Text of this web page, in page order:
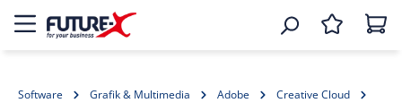
Software Grafik & Multimedia Adobe
Creative Cloud